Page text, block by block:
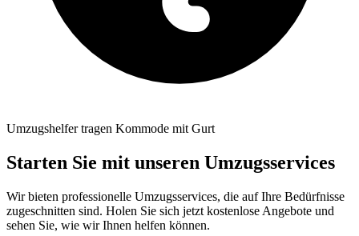
Umzugshelfer tragen Kommode mit Gurt
Starten Sie mit unseren Umzugsservices
Wir bieten professionelle Umzugsservices, die auf Ihre Bedürfnisse
zugeschnitten sind. Holen Sie sich jetzt kostenlose Angebote und
sehen Sie, wie wir Ihnen helfen können.